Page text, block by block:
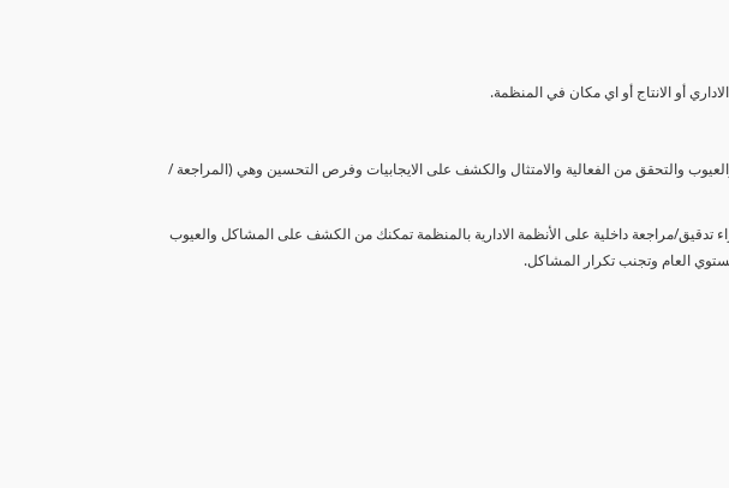
أو الانتاج أو اي مكان في المنظمة.
والتحقق من الفعالية والامتثال والكشف على الايجابيات وفرص التحسين وهي (المراجعة /
مراجعة داخلية على الأنظمة الادارية بالمنظمة تمكنك من الكشف على المشاكل والعيوب
العام وتجنب تكرار المشاكل.